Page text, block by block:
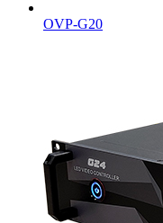
OVP-G20